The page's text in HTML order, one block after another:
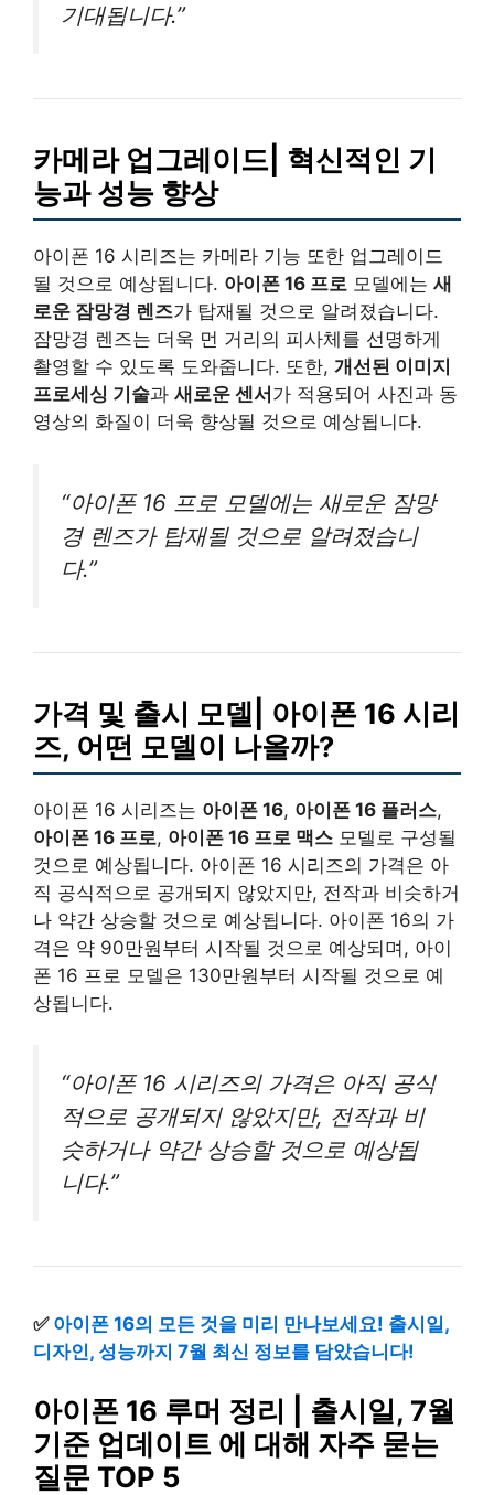
기대됩니다.”
카메라 업그레이드| 혁신적인 기
능과 성능 향상
아이폰 16 시리즈는 카메라 기능 또한 업그레이드
될 것으로 예상됩니다. 아이폰 16 프로 모델에는 새
로운 잠망경 렌즈가 탑재될 것으로 알려졌습니다.
잠망경 렌즈는 더욱 먼 거리의 피사체를 선명하게
촬영할 수 있도록 도와줍니다. 또한, 개선된 이미지
프로세싱 기술과 새로운 센서 가 적용되어 사진과 동
영상의 화질이 더욱 향상될 것으로 예상됩니다.
“아이폰 16 프로 모델에는 새로운 잠망
경 렌즈가 탑재될 것으로 알려졌습니
다.”
가격 및 출시 모델| 아이폰 16 시리
즈, 어떤 모델이 나올까?
아이폰 16 시리즈는 아이폰 16, 아이폰 16 플러스,
아이폰 16 프로, 아이폰 16 프로 맥스 모델로 구성될
것으로 예상됩니다. 아이폰 16 시리즈의 가격은 아
직 공식적으로 공개되지 않았지만, 전작과 비슷하거
나 약간 상승할 것으로 예상됩니다. 아이폰 16의 가
격은 약 90만원부터 시작될 것으로 예상되며, 아이
폰 16 프로 모델은 130만원부터 시작될 것으로 예
상됩니다.
“아이폰 16 시리즈의 가격은 아직 공식
적으로 공개되지 않았지만, 전작과 비
슷하거나 약간 상승할 것으로 예상됩
니다.”
✅ 아이폰 16의 모든 것을 미리 만나보세요! 출시일,
디자인, 성능까지 7월 최신 정보를 담았습니다!
아이폰 16 루머 정리 | 출시일, 7월
기준 업데이트 에 대해 자주 묻는
질문 TOP 5